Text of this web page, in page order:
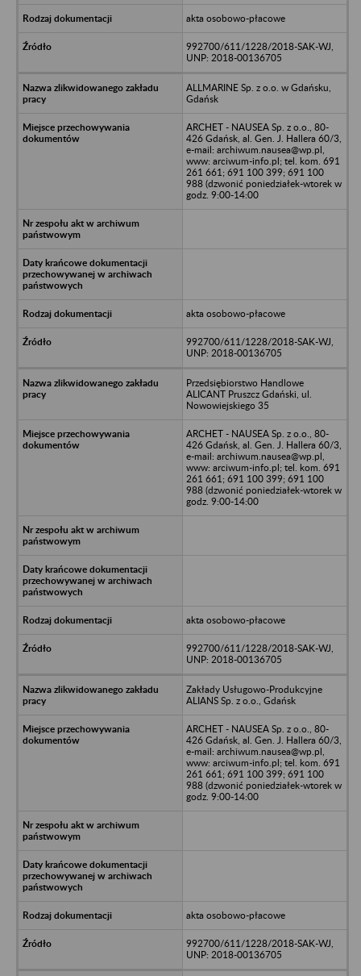
akta osobowo-płacowe
992700/611/1228/2018-SAK-WJ,
UNP: 2018-00136705
ALLMARINE Sp. z o.o. w Gdańsku,
Gdańsk
ARCHET - NAUSEA Sp. z o.o., 80-
426 Gdańsk, al. Gen. J. Hallera 60/3,
e-mail: archiwum.nausea@wp.pl,
www: arciwum-info.pl; tel. kom. 691
261 661; 691 100 399; 691 100
988 (dzwonić poniedziałek-wtorek w
godz. 9:00-14:00
akta osobowo-płacowe
992700/611/1228/2018-SAK-WJ,
UNP: 2018-00136705
Przedsiębiorstwo Handlowe
ALICANT Pruszcz Gdański, ul.
Nowowiejskiego 35
ARCHET - NAUSEA Sp. z o.o., 80-
426 Gdańsk, al. Gen. J. Hallera 60/3,
e-mail: archiwum.nausea@wp.pl,
www: arciwum-info.pl; tel. kom. 691
261 661; 691 100 399; 691 100
988 (dzwonić poniedziałek-wtorek w
godz. 9:00-14:00
akta osobowo-płacowe
992700/611/1228/2018-SAK-WJ,
UNP: 2018-00136705
Zakłady Usługowo-Produkcyjne
ALIANS Sp. z o.o., Gdańsk
ARCHET - NAUSEA Sp. z o.o., 80-
426 Gdańsk, al. Gen. J. Hallera 60/3,
e-mail: archiwum.nausea@wp.pl,
www: arciwum-info.pl; tel. kom. 691
261 661; 691 100 399; 691 100
988 (dzwonić poniedziałek-wtorek w
godz. 9:00-14:00
akta osobowo-płacowe
992700/611/1228/2018-SAK-WJ,
UNP: 2018-00136705